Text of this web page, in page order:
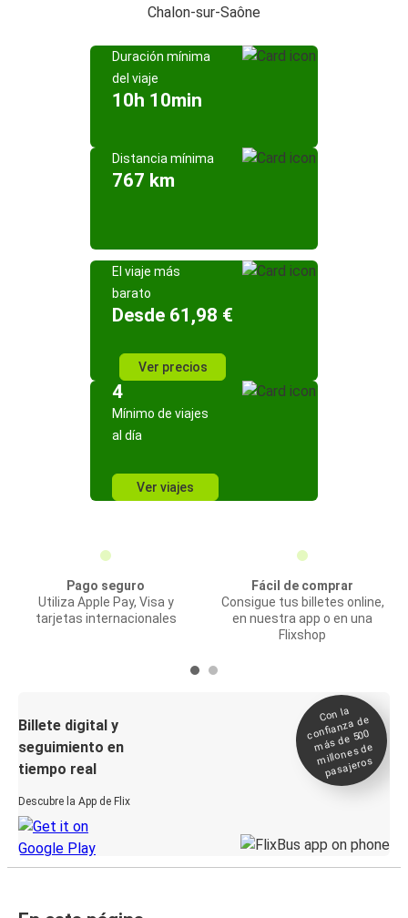
Chalon-sur-Saône
Duración mínima
del viaje
10h 10min
Distancia mínima
767 km
El viaje más
barato
Desde 61,98 €
Ver precios
4
Mínimo de viajes
al día
Ver viajes
Pago seguro
Utiliza Apple Pay, Visa y
tarjetas internacionales
Fácil de comprar
Consigue tus billetes online,
en nuestra app o en una
Flixshop
Billete digital y
seguimiento en
tiempo real
Descubre la App de Flix
Con la
confianza de
más de 500
millones de
pasajeros